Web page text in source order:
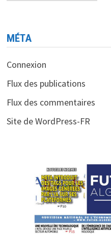
MÉTA
Connexion
Flux des publications
Flux des commentaires
Site de WordPress-FR